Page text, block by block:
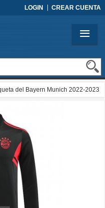
LOGIN CREAR CUENTA
del Bayern Munich 2022-2023